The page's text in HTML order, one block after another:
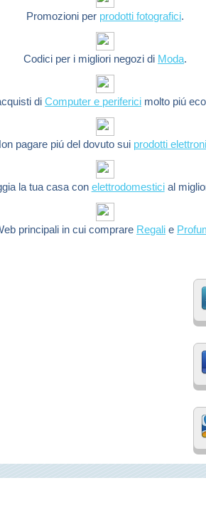
Promozioni per prodotti fotografici.
Codici per i migliori negozi di Moda.
diComputer e periferici molto piú
pagare piú del dovuto sui prodotti
la tua casa con elettrodomesticial
principali in cui comprare Regali e